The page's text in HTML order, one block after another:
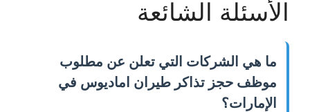
الأسئلة الشائعة
ما هي الشركات التي تعلن عن مطلوب
موظف حجز تذاكر طيران اماديوس في
الإمارات؟